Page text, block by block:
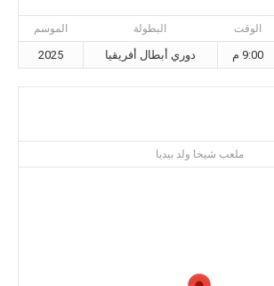
الوقت البطولة الموسم
9:00 م دوري أبطال أفريقيا 2025
ملعب شيخا ولد بيديا